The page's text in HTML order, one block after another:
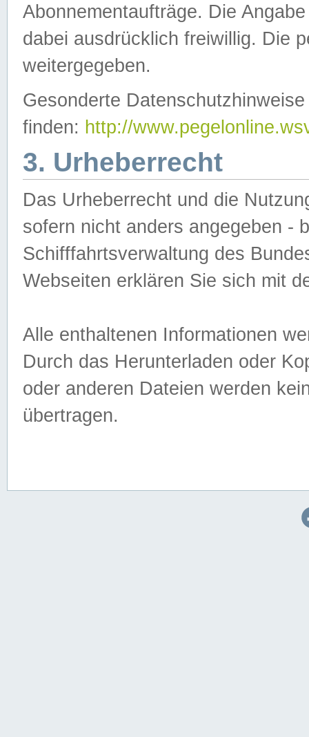
Abonnementaufträge. Die
dabei ausdrücklich freiwillig. Die
weitergegeben.
Gesonderte
finden: http://
3. Urheberrecht
Das Urheberrecht und die
sofern nicht anders angegeben -
Schifffahrtsverwaltung des
Webseiten erklären Sie sich mit
Alle enthaltenen Informationen
Durch das Herunterladen oder
oder anderen Dateien werden
übertragen.